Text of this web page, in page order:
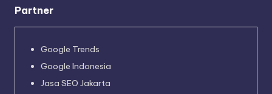
Partner
Google Trends
Google Indonesia
Jasa SEO Jakarta